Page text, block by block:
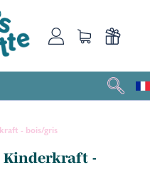
- bois/gris
Kinderkraft -